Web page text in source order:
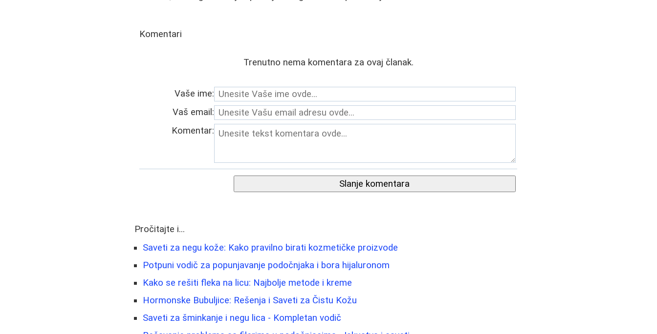
Komentari
Trenutno nema komentara za ovaj članak.
Vaše ime:
Vaš email:
Komentar:
Slanje komentara
Pročitajte i...
Saveti za negu kože: Kako pravilno birati kozmetičke proizvode
Potpuni vodič za popunjavanje podočnjaka i bora hijaluronom
Kako se rešiti fleka na licu: Najbolje metode i kreme
Hormonske Bubuljice: Rešenja i Saveti za Čistu Kožu
Saveti za šminkanje i negu lica - Kompletan vodič